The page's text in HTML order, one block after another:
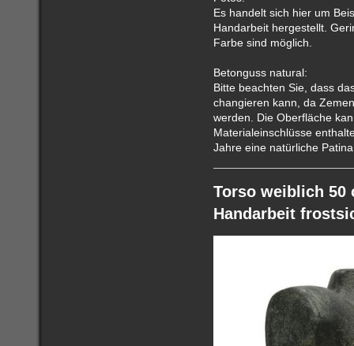
Es handelt sich hier um
Handarbeit hergestellt.
Farbe sind möglich.
Betonguss natural:
Bitte beachten Sie, dass
changieren kann, da
werden. Die Oberfläche
Materialeinschlüsse
Jahre eine natürliche
Torso weiblich 50
Handarbeit